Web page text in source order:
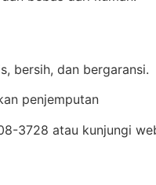
bersih, dan bergaransi.
penjemputan
3728 atau kunjungi